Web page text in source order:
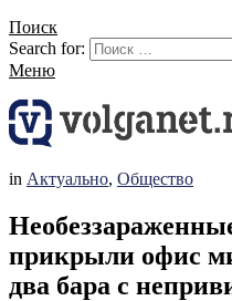
Поиск
Search for:
Меню
in Актуально, Общество
прикрыли офис
два бара с